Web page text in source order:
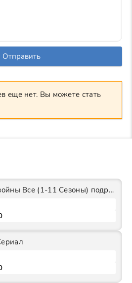
Отправить
еще нет. Вы можете стать
Ментовские войны Все (1-11 Сезоны) подряд Сериал